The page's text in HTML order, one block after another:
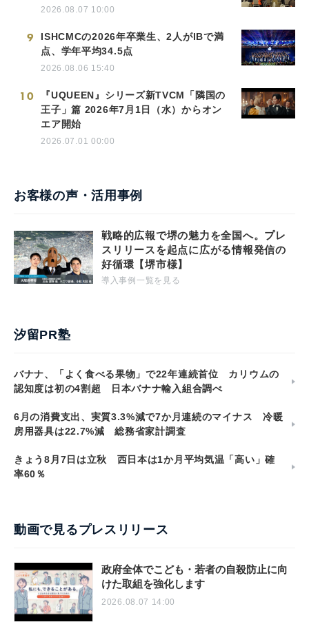
2026.08.07 10:00
9
ISHCMCの2026年卒業生、2人がIBで満
点、学年平均34.5点
2026.08.06 15:40
10
『UQUEEN』シリーズ新TVCM「隣国の
王子」篇 2026年7月1日（水）からオン
エア開始
2026.07.01 00:00
お客様の声・活用事例
戦略的広報で堺の魅力を全国へ。プレ
スリリースを起点に広がる情報発信の
好循環【堺市様】
導入事例一覧を見る
汐留PR塾
バナナ、「よく食べる果物」で22年連続首位 カリウムの
認知度は初の4割超 日本バナナ輸入組合調べ
6月の消費支出、実質3.3%減で7か月連続のマイナス 冷暖
房用器具は22.7%減 総務省家計調査
きょう8月7日は立秋 西日本は1か月平均気温「高い」確
率60％
動画で見るプレスリリース
政府全体でこども・若者の自殺防止に向
けた取組を強化します
2026.08.07 14:00